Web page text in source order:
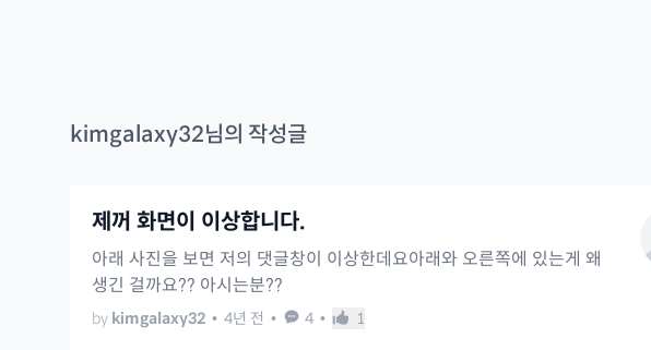
kimgalaxy32님의 작성글
제꺼 화면이 이상합니다.
아래 사진을 보면 저의 댓글창이 이상한데요아래와 오른쪽에 있는게 왜
생긴 걸까요?? 아시는분??
by kimgalaxy32 • 4년 전 • 4 • 1